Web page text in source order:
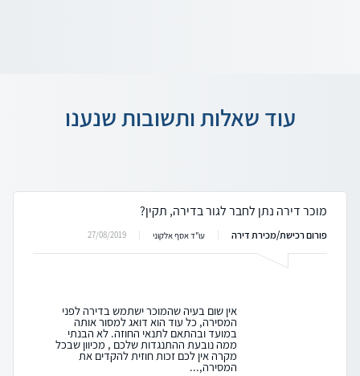
עוד שאלות ותשובות שנענו
מוכר דירה נתן לחבר לגור בדירה, תקין?
פורום רכישת/מכירת דירה עו"ד אסף אלקוני 27/08/2019
אין שום בעיה שהמוכר ישתמש בדירה לפני
המסירה, כל עוד הוא דואג למסור אותה
במועד ובהתאם לתנאי החוזה. לא הבנתי
ממה נובעת ההתנגדות שלכם , מכיוון שבכל
מקרה אין לכם זכות חוזית להקדים את
המסירה,...